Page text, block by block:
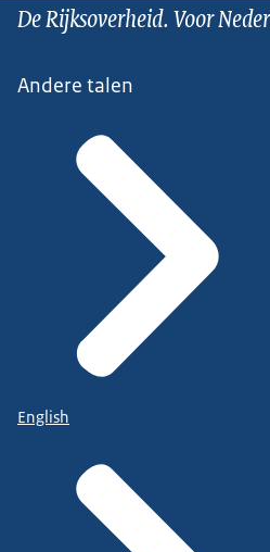
De Rijksoverheid. Voor
Andere talen
English